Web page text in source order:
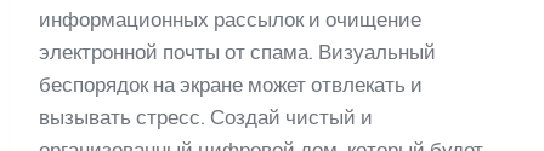
информационных рассылок и очищение
электронной почты от спама. Визуальный
беспорядок на экране может отвлекать и
вызывать стресс. Создай чистый и